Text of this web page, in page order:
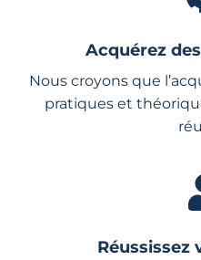
Acquérez
Nous croyons que
pratiques et
Réussissez